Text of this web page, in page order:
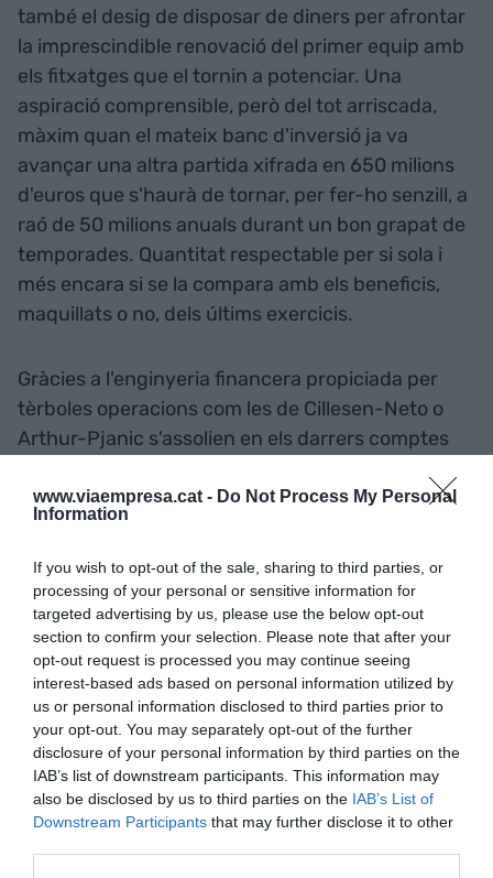
www.viaempresa.cat - Do Not Process My Personal
Information
If you wish to opt-out of the sale, sharing to third parties, or
processing of your personal or sensitive information for
targeted advertising by us, please use the below opt-out
section to confirm your selection. Please note that after your
opt-out request is processed you may continue seeing
interest-based ads based on personal information utilized by
us or personal information disclosed to third parties prior to
your opt-out. You may separately opt-out of the further
disclosure of your personal information by third parties on the
IAB’s list of downstream participants. This information may
also be disclosed by us to third parties on the IAB’s List of
Downstream Participants that may further disclose it to other
també el desig de disposar de diners per afrontar
la imprescindible renovació del primer equip amb
els fitxatges que el tornin a potenciar. Una
aspiració comprensible, però del tot arriscada,
màxim quan el mateix banc d'inversió ja va
avançar una altra partida xifrada en 650 milions
d'euros que s'haurà de tornar, per fer-ho senzill, a
raó de 50 milions anuals durant un bon grapat de
temporades. Quantitat respectable per si sola i
més encara si se la compara amb els beneficis,
maquillats o no, dels últims exercicis.
Gràcies a l'enginyeria financera propiciada per
tèrboles operacions com les de Cillesen-Neto o
Arthur-Pjanic s'assolien en els darrers comptes
Imagineu, doncs, el respecte que ha de provocar
el deute d'un total superior als 2.150 milions al
mateix banc d'inversió, mentre el deute
reconegut de l'entitat s'ha establert oficialment
en 1.350 milions. Són xifres que van més enllà del
respecte per entrar en la més sorollosa alarma i
que necessiten peus de plom en la gestió si no
volem caure de quatre grapes en el canvi de
model que representa l'espantall, continu i
creixent, de la societat anònima. Al cap i a la fi, se
senten veus arreu situant el valor del Futbol Club
Barcelona com a societat anònima en una
quantitat que ronda els quatre mil milions d'euros.